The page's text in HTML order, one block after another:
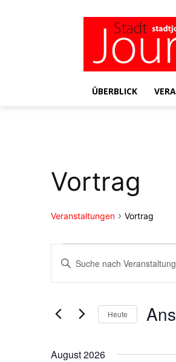
ÜBERBLICK
Vortrag
Veranstaltungen Vortrag
Veranstaltungen
Veranstaltungen
Suche
Ansichten,
Navigation
Bitte
Schlüsselwort
eingeben.
nach
Veranstaltungen
Heute
August 2026